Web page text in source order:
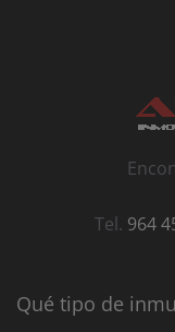
Tel. 964
Qué tipo de